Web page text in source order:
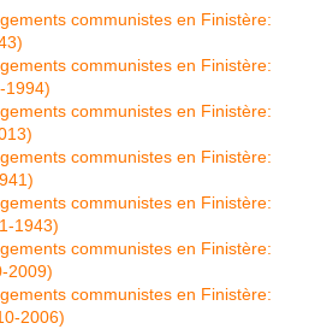
communistes en Finistère:
communistes en Finistère:
1994)
communistes en Finistère:
communistes en Finistère:
communistes en Finistère:
1943)
communistes en Finistère:
2009)
communistes en Finistère:
2006)